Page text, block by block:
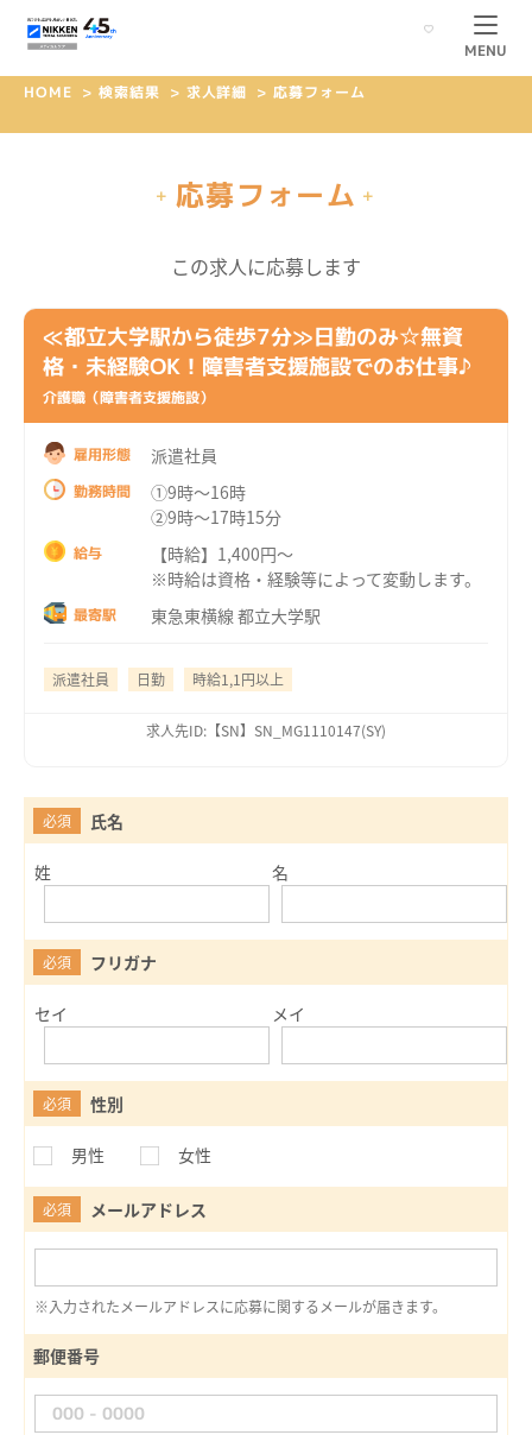
MENU
HOME > 検索結果 > 求人詳細 > 応募フォーム
+ 応募フォーム +
この求人に応募します
≪都立大学駅から徒歩7分≫日勤のみ☆無資
格・未経験OK！障害者支援施設でのお仕事♪
介護職（障害者支援施設）
雇用形態 派遣社員
勤務時間
①9時～16時
②9時～17時15分
給与
【時給】1,400円～
※時給は資格・経験等によって変動します。
最寄駅 東急東横線 都立大学駅
派遣社員 日勤 時給1,1円以上
求人先ID:【SN】SN_MG1110147(SY)
必須 氏名
姓 名
必須 フリガナ
セイ メイ
必須 性別
男性 女性
必須 メールアドレス
※入力されたメールアドレスに応募に関するメールが届きます。
郵便番号